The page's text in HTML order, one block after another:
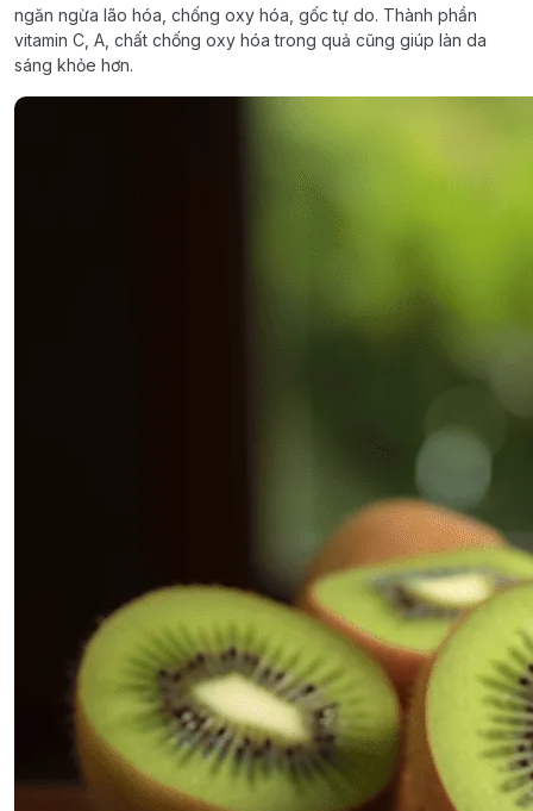
ngăn ngừa lão hóa, chống oxy hóa, gốc tự do. Thành phần
vitamin C, A, chất chống oxy hóa trong quả cũng giúp làn da
sáng khỏe hơn.